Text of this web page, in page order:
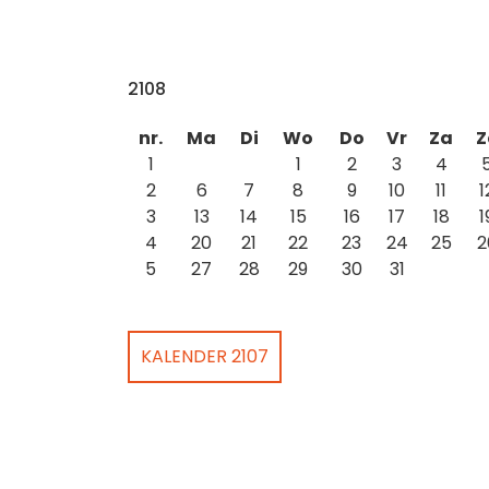
2108
nr.
Ma Di Wo Do Vr Za
1
1 2 3 4
2
6 7 8 9 10 11
3
13 14 15 16 17 18
4
20 21 22 23 24 25
5
27 28 29 30 31
KALENDER 2107